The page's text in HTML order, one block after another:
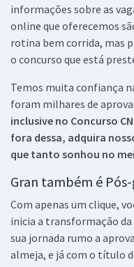
informações sobre as
online que oferecemos
rotina bem corrida, mas
o concurso que está
Temos muita confiança
foram milhares de
inclusive no Concurso
fora dessa, adquira
que tanto sonhou no
Gran também é
Com apenas um clique,
inicia a transformação
sua jornada rumo a
almeja, e já com o título